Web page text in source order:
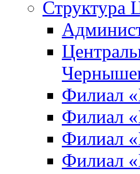
Структура
Филиал
Филиал
Филиал
Филиал